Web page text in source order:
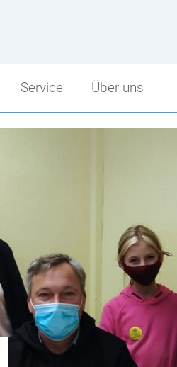
Service
Service
Jugendcoaching
Facebook Fanpage
Über uns
Über uns
Angebot im
Unsere